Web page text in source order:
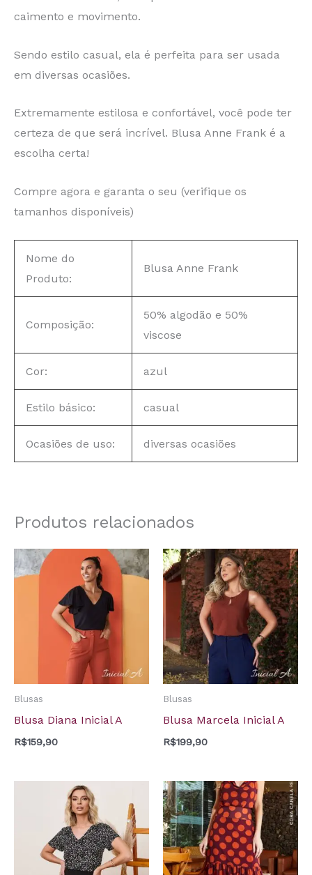
caimento e movimento.
Sendo estilo casual, ela é perfeita para ser usada
em diversas ocasiões.
Extremamente estilosa e confortável, você pode ter
certeza de que será incrível. Blusa Anne Frank é a
escolha certa!
Compre agora e garanta o seu (verifique os
tamanhos disponíveis)
Nome do
Produto:
Blusa Anne Frank
Composição:
50% algodão e 50%
viscose
Cor: azul
Estilo básico: casual
Ocasiões de uso: diversas ocasiões
Produtos relacionados
Blusas
Blusa Diana Inicial A
R$159,90
Blusas
Blusa Marcela Inicial A
R$199,90